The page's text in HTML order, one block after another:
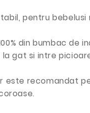
pentru bebelusi
din bumbac de
gat si intre
recomandat